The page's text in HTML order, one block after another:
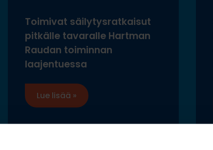
Toimivat säilytysratkaisut
pitkälle tavaralle Hartman
Raudan toiminnan
laajentuessa
Lue lisää »